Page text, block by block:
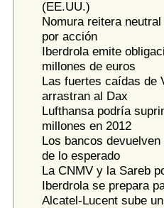
(EE.UU.)
Nomura reitera
por acción
Iberdrola emite
millones de euros
Las fuertes caídas de
arrastran al Dax
Lufthansa podría
millones en 2012
Los bancos
de lo esperado
La CNMV y la Sareb
Iberdrola se prepara
Alcatel-Lucent sube